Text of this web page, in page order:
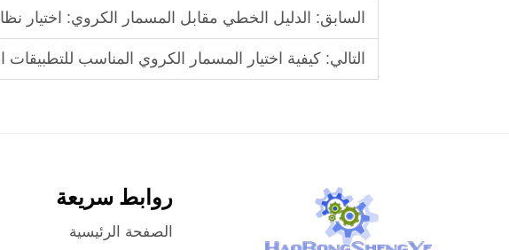
السابق: الدليل الخطي مقابل المسمار الكروي: اختيار
التالي: كيفية اختيار المسمار الكروي المناسب للتطبيقات
روابط سريعة
الصفحة الرئيسية